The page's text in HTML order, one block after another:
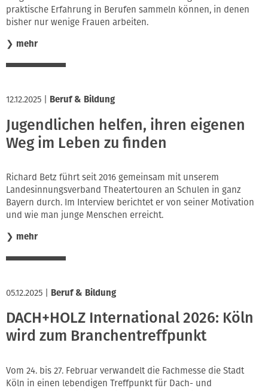
praktische Erfahrung in Berufen sammeln können, in denen
bisher nur wenige Frauen arbeiten.
❯ mehr
12.12.2025 Beruf & Bildung
Jugendlichen helfen, ihren eigenen
Weg im Leben zu finden
Richard Betz führt seit 2016 gemeinsam mit unserem
Landesinnungsverband Theatertouren an Schulen in ganz
Bayern durch. Im Interview berichtet er von seiner Motivation
und wie man junge Menschen erreicht.
❯ mehr
05.12.2025 Beruf & Bildung
DACH+HOLZ International 2026: Köln
wird zum Branchentreffpunkt
Vom 24. bis 27. Februar verwandelt die Fachmesse die Stadt
Köln in einen lebendigen Treffpunkt für Dach- und